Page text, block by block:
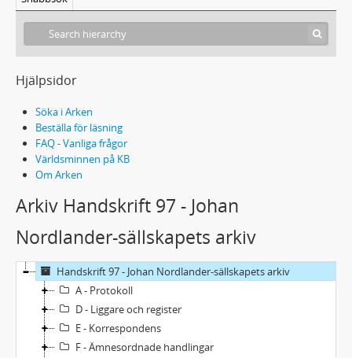
Hjälpsidor
Söka i Arken
Beställa för läsning
FAQ - Vanliga frågor
Världsminnen på KB
Om Arken
Arkiv Handskrift 97 - Johan
Nordlander-sällskapets arkiv
Handskrift 97 - Johan Nordlander-sällskapets arkiv
A - Protokoll
D - Liggare och register
E - Korrespondens
F - Ämnesordnade handlingar